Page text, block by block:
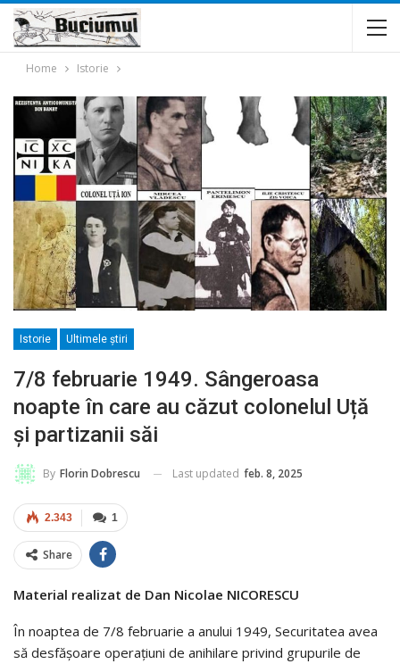
Home Istorie
Istorie Ultimele ştiri
7/8 februarie 1949. Sângeroasa
noapte în care au căzut colonelul Uță
și partizanii săi
By Florin Dobrescu Last updated feb. 8, 2025
1
2.343
Share
Material realizat de Dan Nicolae NICORESCU
În noaptea de 7/8 februarie a anului 1949, Securitatea avea
să desfășoare operațiuni de anihilare privind grupurile de